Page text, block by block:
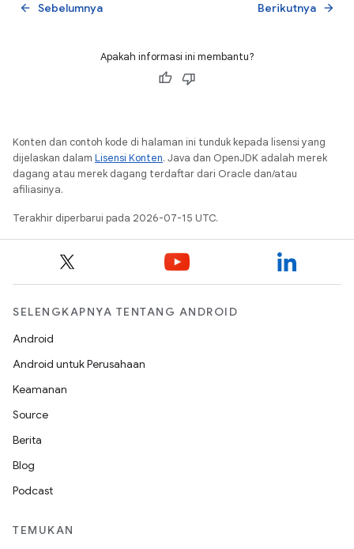
Sebelumnya
arrow_back Berikutnya arrow_forward
Apakah informasi ini membantu?
Konten dan contoh kode di halaman ini tunduk kepada lisensi yang
dijelaskan dalam Lisensi Konten. Java dan OpenJDK adalah merek
dagang atau merek dagang terdaftar dari Oracle dan/atau
afiliasinya.
Terakhir diperbarui pada 2026-07-15 UTC.
SELENGKAPNYA TENTANG ANDROID
Android
Android untuk Perusahaan
Keamanan
Source
Berita
Blog
Podcast
TEMUKAN